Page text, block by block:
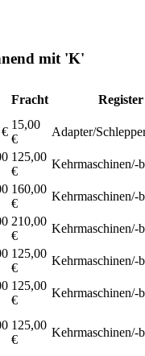
mit 'K'
Fracht Register
15,00
€
Adapter/
125,00
€
Kehrmaschinen/-
160,00
€
Kehrmaschinen/-
210,00
€
Kehrmaschinen/-
125,00
€
Kehrmaschinen/-
125,00
€
Kehrmaschinen/-
125,00
€
Kehrmaschinen/-